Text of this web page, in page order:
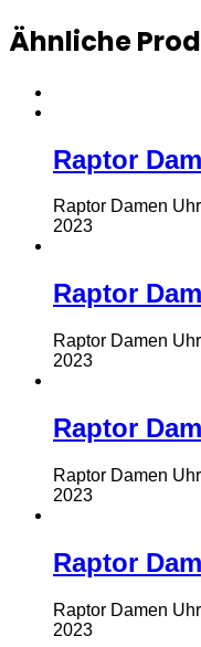
Ähnliche
Raptor
Raptor Damen
2023
Raptor
Raptor Damen
2023
Raptor
Raptor Damen
2023
Raptor
Raptor Damen
2023